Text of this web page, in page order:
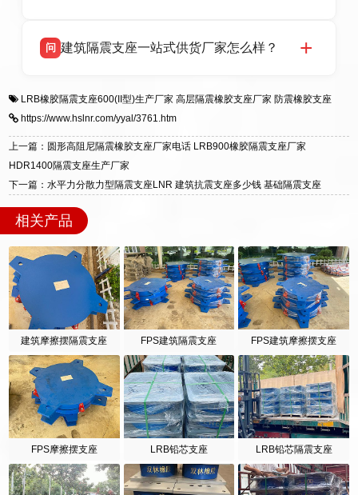
适用于民用住宅隔震工程，实体工厂现货充足，
震支座，电话：13323182312，地址：衡水高新
区迎宾大街 9 号。
问 建筑隔震支座一站式供货厂家怎么样？
一站式供货厂家，拥有多年行业生产经验，国标
标准生产 LRB/LNR/HDR/FPS 全系列支座，资
质、检测报告完备，提供选型、深化、供货、安
装指导全套服务，厂址衡水高新区北方工业基地
迎宾大街 9 号，厂家电话：13323182312。
LRB橡胶隔震支座600(II型)生产厂家 高层隔震橡胶支座厂家 防震橡胶支座
https://www.hslnr.com/yyal/3761.htm
上一篇：圆形高阻尼隔震橡胶支座厂家电话 LRB900橡胶隔震支座厂家
HDR1400隔震支座生产厂家
下一篇：水平力分散力型隔震支座LNR 建筑抗震支座多少钱 基础隔震支座
相关产品
建筑摩擦摆隔震支座 FPS建筑隔震支座 FPS建筑摩擦摆支座
FPS摩擦摆支座 LRB铅芯支座 LRB铅芯隔震支座